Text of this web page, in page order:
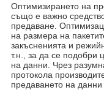
Оптимизирането на
също е важно
предаване.
на размера на
закъсненията и
т.н., за да се подобри
на данни. Чрез
протокола
предаването на